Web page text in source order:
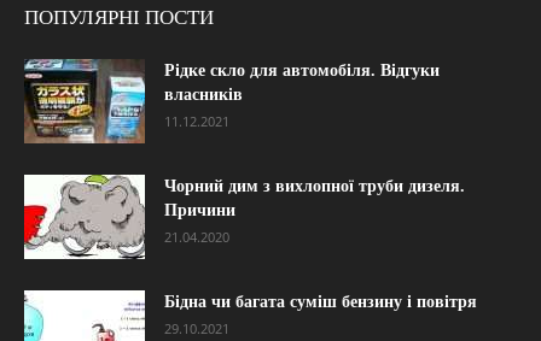
ПОПУЛЯРНІ ПОСТИ
Рідке скло для автомобіля. Відгуки
власників
11.12.2021
Чорний дим з вихлопної труби дизеля.
Причини
21.04.2020
Бідна чи багата суміш бензину і повітря
29.10.2021